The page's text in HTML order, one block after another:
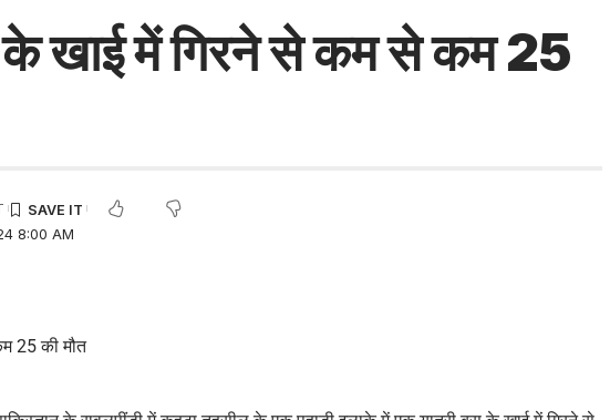
के खाई में गिरने से कम से कम 25
8:00 AM